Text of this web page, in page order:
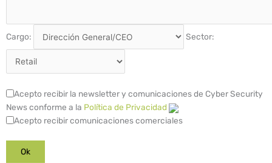
Cargo: Sector:
Acepto recibir la newsletter y comunicaciones de Cyber Security
News conforme a la Política de Privacidad
Acepto recibir comunicaciones comerciales